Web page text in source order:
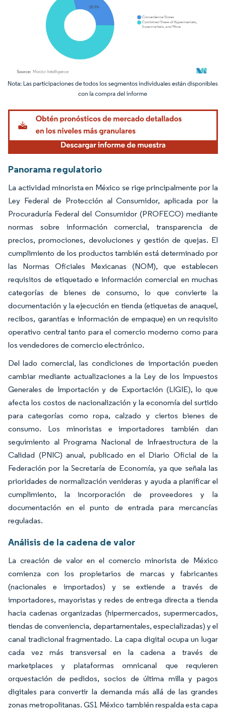
Imagen © Mordor Intelligence. El uso requiere atribución según CC BY 4.0.
Panorama regulatorio
La actividad minorista en México se rige principalmente por la
Ley Federal de Protección al Consumidor, aplicada por la
Procuraduría Federal del Consumidor (PROFECO) mediante
normas sobre información comercial, transparencia de
precios, promociones, devoluciones y gestión de quejas. El
cumplimiento de los productos también está determinado por
las Normas Oficiales Mexicanas (NOM), que establecen
requisitos de etiquetado e información comercial en muchas
categorías de bienes de consumo, lo que convierte la
documentación y la ejecución en tienda (etiquetas de anaquel,
recibos, garantías e información de empaque) en un requisito
operativo central tanto para el comercio moderno como para
los vendedores de comercio electrónico.
Del lado comercial, las condiciones de importación pueden
cambiar mediante actualizaciones a la Ley de los Impuestos
Generales de Importación y de Exportación (LIGIE), lo que
afecta los costos de nacionalización y la economía del surtido
para categorías como ropa, calzado y ciertos bienes de
consumo. Los minoristas e importadores también dan
seguimiento al Programa Nacional de Infraestructura de la
Calidad (PNIC) anual, publicado en el Diario Oficial de la
Federación por la Secretaría de Economía, ya que señala las
prioridades de normalización venideras y ayuda a planificar el
cumplimiento, la incorporación de proveedores y la
documentación en el punto de entrada para mercancías
reguladas.
Análisis de la cadena de valor
La creación de valor en el comercio minorista de México
comienza con los propietarios de marcas y fabricantes
(nacionales e importados) y se extiende a través de
importadores, mayoristas y redes de entrega directa a tienda
hacia cadenas organizadas (hipermercados, supermercados,
tiendas de conveniencia, departamentales, especializadas) y el
canal tradicional fragmentado. La capa digital ocupa un lugar
cada vez más transversal en la cadena a través de
marketplaces y plataformas omnicanal que requieren
orquestación de pedidos, socios de última milla y pagos
digitales para convertir la demanda más allá de las grandes
zonas metropolitanas. GS1 México también respalda esta capa